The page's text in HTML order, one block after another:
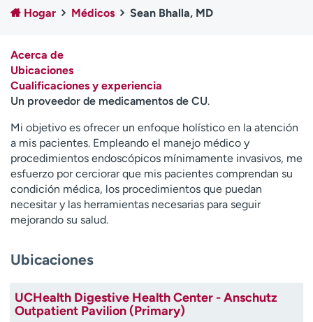
Atención a medios de
comunicación
Contáctenos Noticias e historias
A
y
ú
d
a
m
e
n
o
n
Hogar Médicos Sean Bhalla, MD
Acerca de
Ubicaciones
Cualificaciones y experiencia
Un proveedor de medicamentos de CU.
Mi objetivo es ofrecer un enfoque holístico en la atención
a mis pacientes. Empleando el manejo médico y
procedimientos endoscópicos mínimamente invasivos, me
esfuerzo por cerciorar que mis pacientes comprendan su
condición médica, los procedimientos que puedan
necesitar y las herramientas necesarias para seguir
mejorando su salud.
Ubicaciones
UCHealth Digestive Health Center - Anschutz
Outpatient Pavilion (Primary)